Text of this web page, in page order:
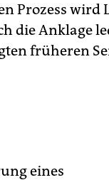
Prozess wird
die Anklage
früheren
eines